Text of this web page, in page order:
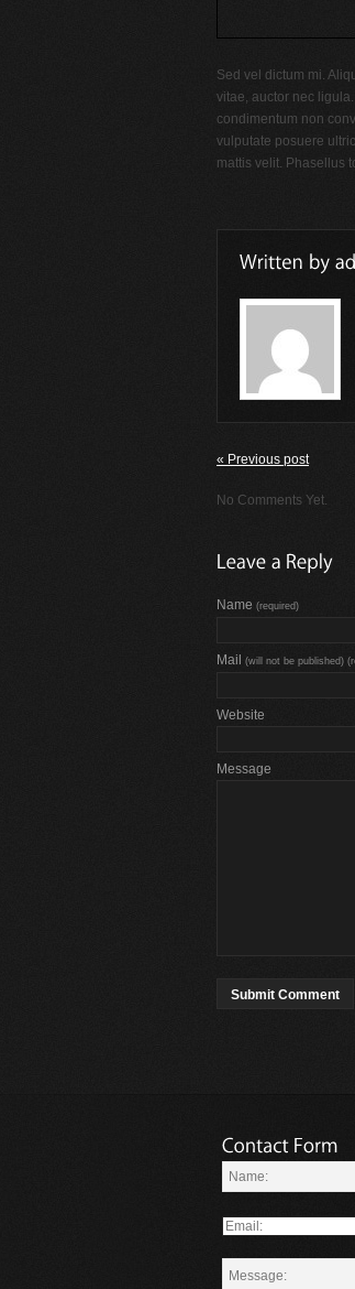
Sed vel dictum mi.
vitae, auctor nec
condimentum non
vulputate posuere
mattis velit. Phasellus
« Previous post
No Comments Yet.
Name (required)
Mail (will not be published)
Website
Message